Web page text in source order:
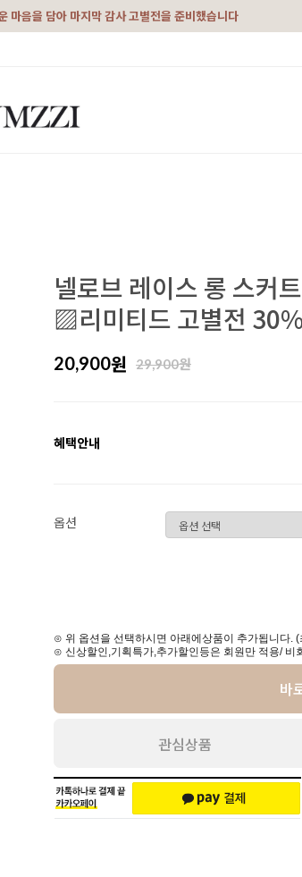
마음을 담아 마지막 감사 고별전을 준비했습니다
넬로브 레이스 롱 스커트
▨리미티드 고별전
20,900원 29,900원
혜택안내
옵션
⊙ 위 옵션을 선택하시면 아래에상품이 추가됩니다.
⊙ 신상할인,기획특가,추가할인등은 회원만 적용/
바
관심상품